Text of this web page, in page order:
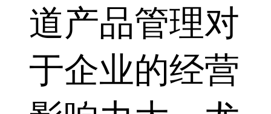
道产品管理对
于企业的经营